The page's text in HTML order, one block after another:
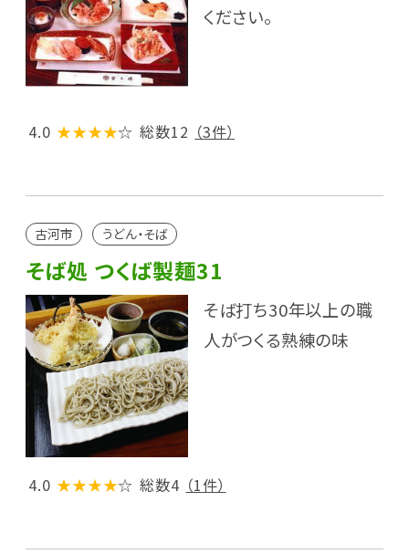
ください。
4.0 ★★★★☆ 総数12 （3件）
古河市 うどん・そば
そば処 つくば製麺31
そば打ち30年以上の職
人がつくる熟練の味
4.0 ★★★★☆ 総数4 （1件）